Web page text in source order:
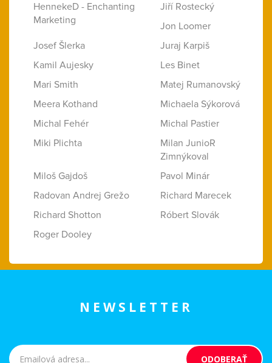
HennekeD - Enchanting
Marketing
Jiří Rostecký
Jon Loomer
Josef Šlerka
Juraj Karpiš
Kamil Aujesky
Les Binet
Mari Smith
Matej Rumanovský
Meera Kothand
Michaela Sýkorová
Michal Fehér
Michal Pastier
Miki Plichta
Milan JunioR
Zimnýkoval
Miloš Gajdoš
Pavol Minár
Radovan Andrej Grežo
Richard Marecek
Richard Shotton
Róbert Slovák
Roger Dooley
NEWSLETTER